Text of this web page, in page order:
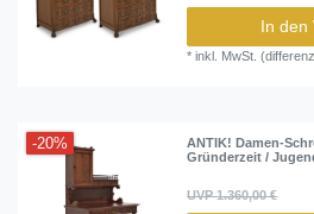
In den
*inkl. MwSt.
-20%
ANTIK! Damen-
Gründerzeit /
UVP 1.360,00 €